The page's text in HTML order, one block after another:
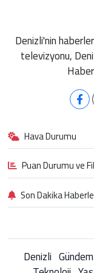
Denizli'nin
televizyonu,
Hava Durumu
Puan Durumu ve
Son Dakika
Denizli Gündem